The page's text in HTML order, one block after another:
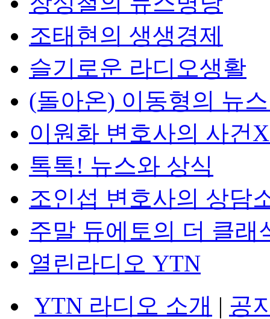
조태현의 생생경제
슬기로운 라디오생활
(돌아온) 이동형의 뉴
이원화 변호사의 사건
톡톡! 뉴스와 상식
조인섭 변호사의 상담
주말 듀에토의 더 클래
열린라디오 YTN
YTN 라디오 소개 | 공